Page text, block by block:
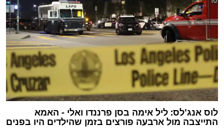
לוס אנג'לס: ליל אימה בסן פרננדו ואלי - האמא
התייצבה מול ארבעה פורצים בזמן שהילדים היו בפנים